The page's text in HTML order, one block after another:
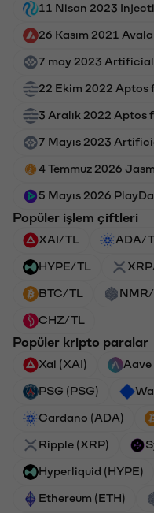
11 Nisan 2023
26 Kasım 2021
7 may 2023
22 Ekim 2022 Aptos
3 Aralık 2022 Aptos
7 Mayıs 2023
4 Temmuz 2026
5 Mayıs 2026
Popüler işlem çiftleri
XAI/TL ADA/
HYPE/TL
BTC/TL NMR/
CHZ/TL
Popüler kripto paralar
Xai (XAI) Aave
PSG (PSG)
Cardano (ADA)
Ripple (XRP)
Hyperliquid (HYPE)
Ethereum (ETH)